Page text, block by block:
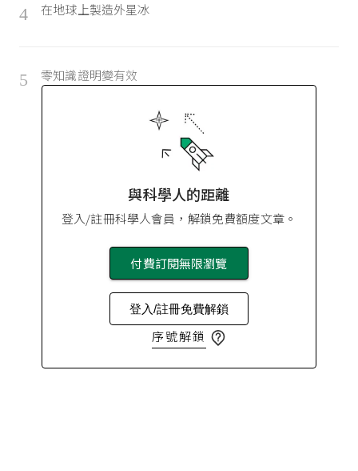
4 在地球上製造外星冰
5 零知識證明變有效
與科學人的距離
登入/註冊科學人會員，解鎖免費額度文章。
付費訂閱無限瀏覽
登入/註冊免費解鎖
序號解鎖